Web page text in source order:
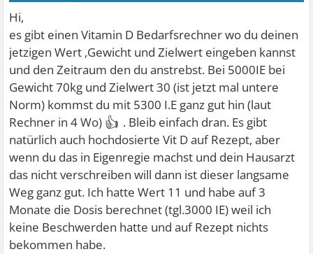
Hi,
es gibt einen Vitamin D Bedarfsrechner wo du deinen
jetzigen Wert ,Gewicht und Zielwert eingeben kannst
und den Zeitraum den du anstrebst. Bei 5000IE bei
Gewicht 70kg und Zielwert 30 (ist jetzt mal untere
Norm) kommst du mit 5300 I.E ganz gut hin (laut
Rechner in 4 Wo) 👍 . Bleib einfach dran. Es gibt
natürlich auch hochdosierte Vit D auf Rezept, aber
wenn du das in Eigenregie machst und dein Hausarzt
das nicht verschreiben will dann ist dieser langsame
Weg ganz gut. Ich hatte Wert 11 und habe auf 3
Monate die Dosis berechnet (tgl.3000 IE) weil ich
keine Beschwerden hatte und auf Rezept nichts
bekommen habe.